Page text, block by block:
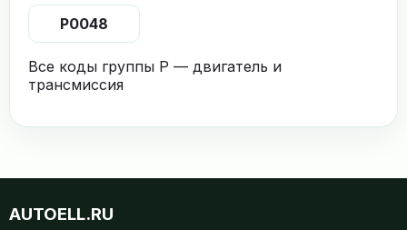
P0048
Все коды группы P — двигатель и
трансмиссия
AUTOELL.RU